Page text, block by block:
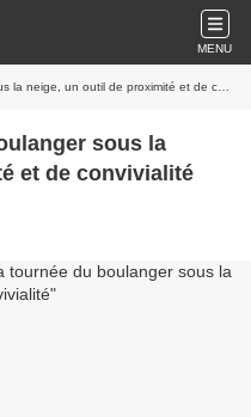
MENU
un outil de proximité et de convivialité
sous la
et de convivialité